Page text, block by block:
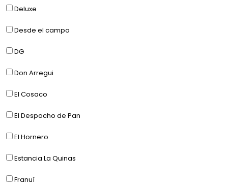
Deluxe
Desde el campo
DG
Don Arregui
El Cosaco
El Despacho de Pan
El Hornero
Estancia La Quinas
Franuí